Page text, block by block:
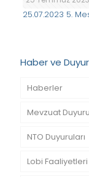
25.07.2023 5.
Haber ve
Haberler
Mevzuat
NTO Duyuruları
Lobi Faaliyetleri